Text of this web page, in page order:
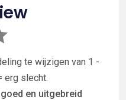
te wijzigen van 1 -
erg slecht.
en uitgebreid